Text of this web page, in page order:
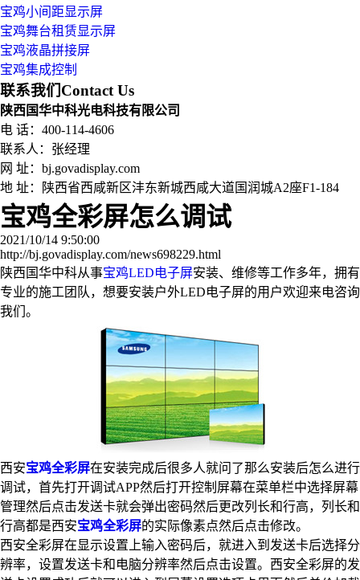
宝鸡小间距显示屏
宝鸡舞台租赁显示屏
宝鸡液晶拼接屏
宝鸡集成控制
联系我们Contact Us
陕西国华中科光电科技有限公司
电 话：400-114-4606
联系人：张经理
网 址：bj.govadisplay.com
地 址：
陕西省西咸新区沣东新城西咸大道国润城A2座F1-184
宝鸡全彩屏怎么调试
2021/10/14 9:50:00
http://bj.govadisplay.com/news698229.html
陕西国华中科从事宝鸡LED电子屏安装、维修等工作多年，拥有
专业的施工团队，想要安装户外LED电子屏的用户欢迎来电咨询
我们。
西安宝鸡全彩屏在安装完成后很多人就问了那么安装后怎么进行
调试，首先打开调试APP然后打开控制屏幕在菜单栏中选择屏幕
管理然后点击发送卡就会弹出密码然后更改列长和行高，列长和
行高都是西安宝鸡全彩屏的实际像素点然后点击修改。
西安全彩屏在显示设置上输入密码后，就进入到发送卡后选择分
辨率，设置发送卡和电脑分辨率然后点击设置。西安全彩屏的发